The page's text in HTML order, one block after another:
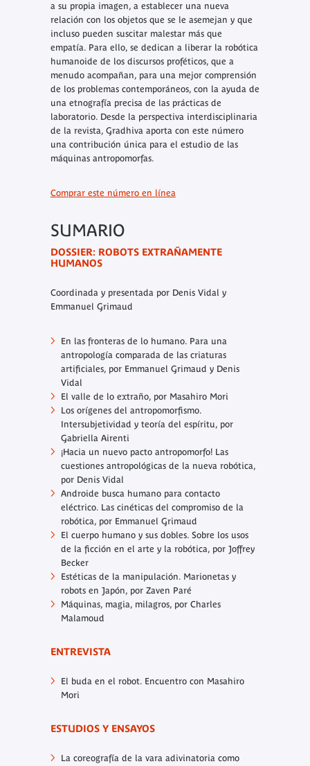
a su propia imagen, a establecer una nueva
relación con los objetos que se le asemejan y que
incluso pueden suscitar malestar más que
empatía. Para ello, se dedican a liberar la robótica
humanoide de los discursos proféticos, que a
menudo acompañan, para una mejor comprensión
de los problemas contemporáneos, con la ayuda de
una etnografía precisa de las prácticas de
laboratorio. Desde la perspectiva interdisciplinaria
de la revista, Gradhivaaporta con este número
una contribución única para el estudio de las
máquinas antropomorfas.
Comprar este número en línea
SUMARIO
DOSSIER: ROBOTS EXTRAÑAMENTE
HUMANOS
Coordinada y presentada por Denis Vidal y
Emmanuel Grimaud
En las fronteras de lo humano. Para una
antropología comparada de las criaturas
artificiales, por Emmanuel Grimaud y Denis
Vidal
El valle de lo extraño, por Masahiro Mori
Los orígenes del antropomorfismo.
Intersubjetividad y teoría del espíritu, por
Gabriella Airenti
¡Hacia un nuevo pacto antropomorfo! Las
cuestiones antropológicas de la nueva robótica,
por Denis Vidal
Androide busca humano para contacto
eléctrico. Las cinéticas del compromiso de la
robótica, por Emmanuel Grimaud
El cuerpo humano y sus dobles. Sobre los usos
de la ficción en el arte y la robótica, por Joffrey
Becker
Estéticas de la manipulación. Marionetas y
robots en Japón, por Zaven Paré
Máquinas, magia, milagros, por Charles
Malamoud
ENTREVISTA
El buda en el robot. Encuentro con Masahiro
Mori
ESTUDIOS Y ENSAYOS
La coreografía de la vara adivinatoria como